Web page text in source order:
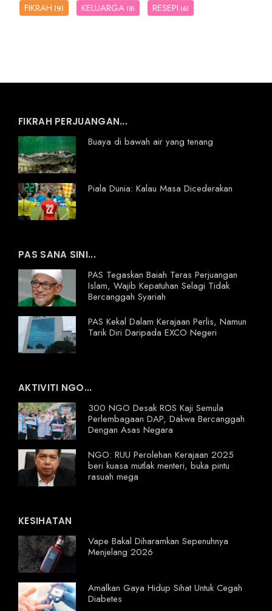
FIKRAH(9) KELUARGA (8) RESEPI (6)
FIKRAH PERJUANGAN...
Buaya di bawah air yang tenang
Piala Dunia: Kalau Masa Dicederakan
PAS SANA SINI...
PAS Tegaskan Baiah Teras Perjuangan
Islam, Wajib Kepatuhan Selagi Tidak
Bercanggah Syariah
PAS Kekal Dalam Kerajaan Perlis, Namun
Tarik Diri Daripada EXCO Negeri
AKTIVITI NGO...
300 NGO Desak ROS Kaji Semula
Perlembagaan DAP, Dakwa Bercanggah
Dengan Asas Negara
NGO: RUU Perolehan Kerajaan 2025
beri kuasa mutlak menteri, buka pintu
rasuah mega
KESIHATAN
Vape Bakal Diharamkan Sepenuhnya
Menjelang 2026
Amalkan Gaya Hidup Sihat Untuk Cegah
Diabetes